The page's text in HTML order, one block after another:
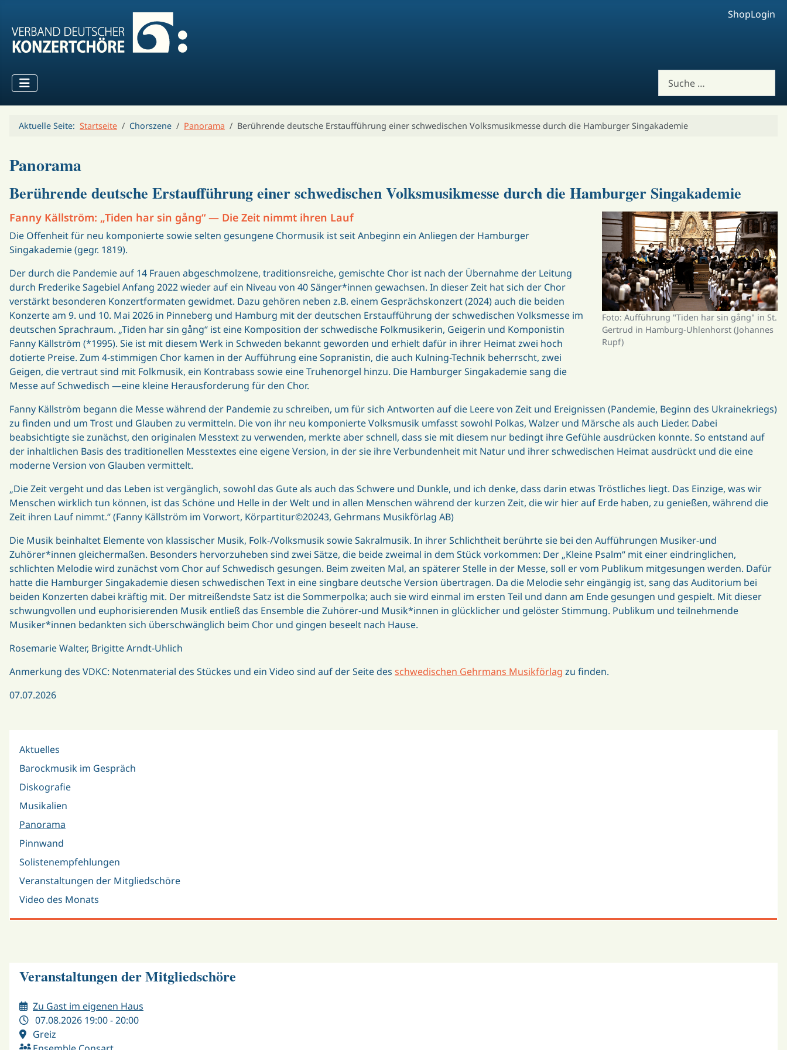
ShopLogin
Aktuelle Seite: Startseite Chorszene Panorama Berührende deutsche Erstaufführung einer schwedischen Volksmusikmesse durch die Hamburger Singakademie
Panorama
Berührende deutsche Erstaufführung einer schwedischen Volksmusikmesse durch die Hamburger Singakademie
Foto: Aufführung "Tiden har sin gång" in St.
Gertrud in Hamburg-Uhlenhorst (Johannes
Rupf)
Fanny Källström: „Tiden har sin gång“ — Die Zeit nimmt ihren Lauf
Die Offenheit für neu komponierte sowie selten gesungene Chormusik ist seit Anbeginn ein Anliegen der Hamburger
Singakademie (gegr. 1819).
Der durch die Pandemie auf 14 Frauen abgeschmolzene, traditionsreiche, gemischte Chor ist nach der Übernahme der Leitung
durch Frederike Sagebiel Anfang 2022 wieder auf ein Niveau von 40 Sänger*innen gewachsen. In dieser Zeit hat sich der Chor
verstärkt besonderen Konzertformaten gewidmet. Dazu gehören neben z.B. einem Gesprächskonzert (2024) auch die beiden
Konzerte am 9. und 10. Mai 2026 in Pinneberg und Hamburg mit der deutschen Erstaufführung der schwedischen Volksmesse im
deutschen Sprachraum. „Tiden har sin gång“ ist eine Komposition der schwedische Folkmusikerin, Geigerin und Komponistin
Fanny Källström (*1995). Sie ist mit diesem Werk in Schweden bekannt geworden und erhielt dafür in ihrer Heimat zwei hoch
dotierte Preise. Zum 4-stimmigen Chor kamen in der Aufführung eine Sopranistin, die auch Kulning-Technik beherrscht, zwei
Geigen, die vertraut sind mit Folkmusik, ein Kontrabass sowie eine Truhenorgel hinzu. Die Hamburger Singakademie sang die
Messe auf Schwedisch —eine kleine Herausforderung für den Chor.
Fanny Källström begann die Messe während der Pandemie zu schreiben, um für sich Antworten auf die Leere von Zeit und Ereignissen (Pandemie, Beginn des Ukrainekriegs)
zu finden und um Trost und Glauben zu vermitteln. Die von ihr neu komponierte Volksmusik umfasst sowohl Polkas, Walzer und Märsche als auch Lieder. Dabei
beabsichtigte sie zunächst, den originalen Messtext zu verwenden, merkte aber schnell, dass sie mit diesem nur bedingt ihre Gefühle ausdrücken konnte. So entstand auf
der inhaltlichen Basis des traditionellen Messtextes eine eigene Version, in der sie ihre Verbundenheit mit Natur und ihrer schwedischen Heimat ausdrückt und die eine
moderne Version von Glauben vermittelt.
„Die Zeit vergeht und das Leben ist vergänglich, sowohl das Gute als auch das Schwere und Dunkle, und ich denke, dass darin etwas Tröstliches liegt. Das Einzige, was wir
Menschen wirklich tun können, ist das Schöne und Helle in der Welt und in allen Menschen während der kurzen Zeit, die wir hier auf Erde haben, zu genießen, während die
Zeit ihren Lauf nimmt.“ (Fanny Källström im Vorwort, Körpartitur©20243, Gehrmans Musikförlag AB)
Die Musik beinhaltet Elemente von klassischer Musik, Folk-/Volksmusik sowie Sakralmusik. In ihrer Schlichtheit berührte sie bei den Aufführungen Musiker-und
Zuhörer*innen gleichermaßen. Besonders hervorzuheben sind zwei Sätze, die beide zweimal in dem Stück vorkommen: Der „Kleine Psalm“ mit einer eindringlichen,
schlichten Melodie wird zunächst vom Chor auf Schwedisch gesungen. Beim zweiten Mal, an späterer Stelle in der Messe, soll er vom Publikum mitgesungen werden. Dafür
hatte die Hamburger Singakademie diesen schwedischen Text in eine singbare deutsche Version übertragen. Da die Melodie sehr eingängig ist, sang das Auditorium bei
beiden Konzerten dabei kräftig mit. Der mitreißendste Satz ist die Sommerpolka; auch sie wird einmal im ersten Teil und dann am Ende gesungen und gespielt. Mit dieser
schwungvollen und euphorisierenden Musik entließ das Ensemble die Zuhörer-und Musik*innen in glücklicher und gelöster Stimmung. Publikum und teilnehmende
Musiker*innen bedankten sich überschwänglich beim Chor und gingen beseelt nach Hause.
Rosemarie Walter, Brigitte Arndt-Uhlich
Anmerkung des VDKC: Notenmaterial des Stückes und ein Video sind auf der Seite des schwedischen Gehrmans Musikförlag zu finden.
07.07.2026
Aktuelles
Barockmusik im Gespräch
Diskografie
Musikalien
Panorama
Pinnwand
Solistenempfehlungen
Veranstaltungen der Mitgliedschöre
Video des Monats
Veranstaltungen der Mitgliedschöre
Zu Gast im eigenen Haus
07.08.2026 19:00 - 20:00
Greiz